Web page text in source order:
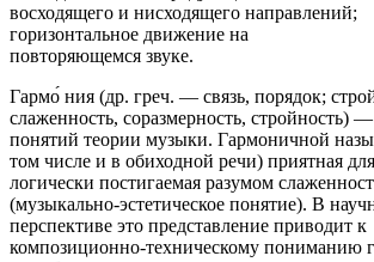
восходящего и нисходящего направлений;
горизонтальное движение на
повторяющемся звуке.
Гармо́ ния (др. греч. — связь, порядок;
слаженность, соразмерность, стройность)
понятий теории музыки. Гармоничной
том числе и в обиходной речи) приятная
логически постигаемая разумом
(музыкально-эстетическое понятие). В
перспективе это представление приводит к
композиционно-техническому пониманию